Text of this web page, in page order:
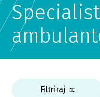
Filtriraj